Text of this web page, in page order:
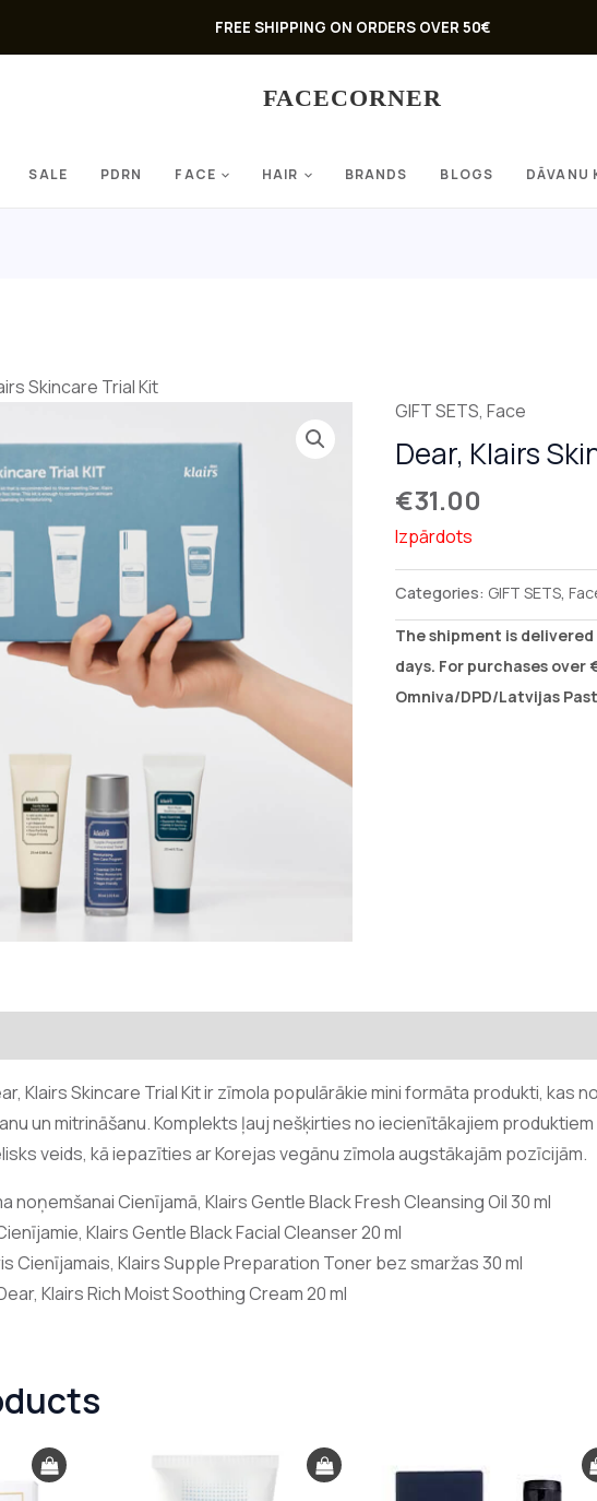
FREE SHIPPING ON ORDERS OVER 50€
FACECORNER
SALE PDRN FACE HAIR BRANDS BLOGS DĀVANU
Skincare Trial Kit
GIFT SETS,Face
Dear, Klairs
€31.00
Izpārdots
Categories: GIFT SETS,
The shipment is
days. For purchases over
Omniva/DPD/Latvijas
Klairs Skincare Trial Kit ir zīmola populārākie mini formāta produkti, kas
un mitrināšanu. Komplekts ļauj nešķirties no iecienītākajiem
veids, kā iepazīties ar Korejas vegānu zīmola augstākajām pozīcijām.
noņemšanai Cienījamā, Klairs Gentle Black Fresh Cleansing Oil 30 ml
Klairs Gentle Black Facial Cleanser 20 ml
Cienījamais, Klairs Supple Preparation Toner bez smaržas 30 ml
Klairs Rich Moist Soothing Cream 20 ml